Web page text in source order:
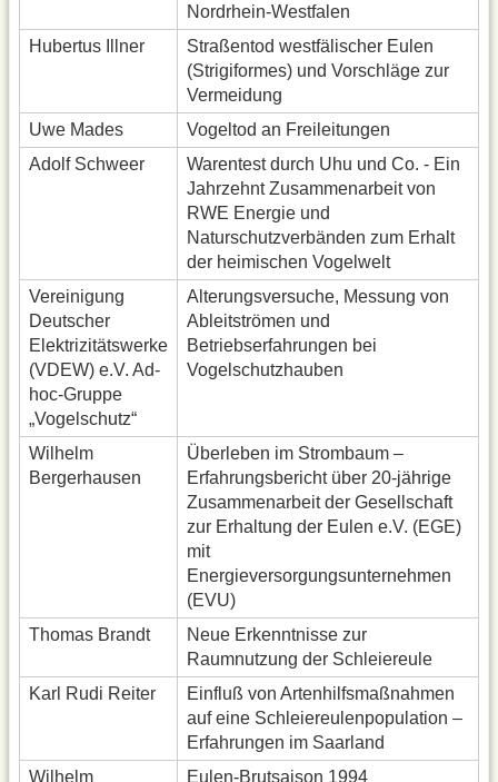
Nordrhein-Westfalen
Hubertus Illner
Straßentod westfälischer Eulen
(Strigiformes) und Vorschläge zur
Vermeidung
Uwe Mades
Vogeltod an Freileitungen
Adolf Schweer
Warentest durch Uhu und Co. - Ein
Jahrzehnt Zusammenarbeit von
RWE Energie und
Naturschutzverbänden zum Erhalt
der heimischen Vogelwelt
Vereinigung
Deutscher
Elektrizitätswerke
(VDEW) e.V. Ad-
hoc-Gruppe
„Vogelschutz“
Alterungsversuche, Messung von
Ableitströmen und
Betriebserfahrungen bei
Vogelschutzhauben
Wilhelm
Bergerhausen
Überleben im Strombaum –
Erfahrungsbericht über 20-jährige
Zusammenarbeit der Gesellschaft
zur Erhaltung der Eulen e.V. (EGE)
mit
Energieversorgungsunternehmen
(EVU)
Thomas Brandt
Neue Erkenntnisse zur
Raumnutzung der Schleiereule
Karl Rudi Reiter
Einfluß von Artenhilfsmaßnahmen
auf eine Schleiereulenpopulation –
Erfahrungen im Saarland
Wilhelm
Eulen-Brutsaison 1994